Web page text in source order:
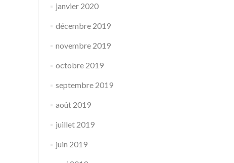
janvier 2020
décembre 2019
novembre 2019
octobre 2019
septembre 2019
août 2019
juillet 2019
juin 2019